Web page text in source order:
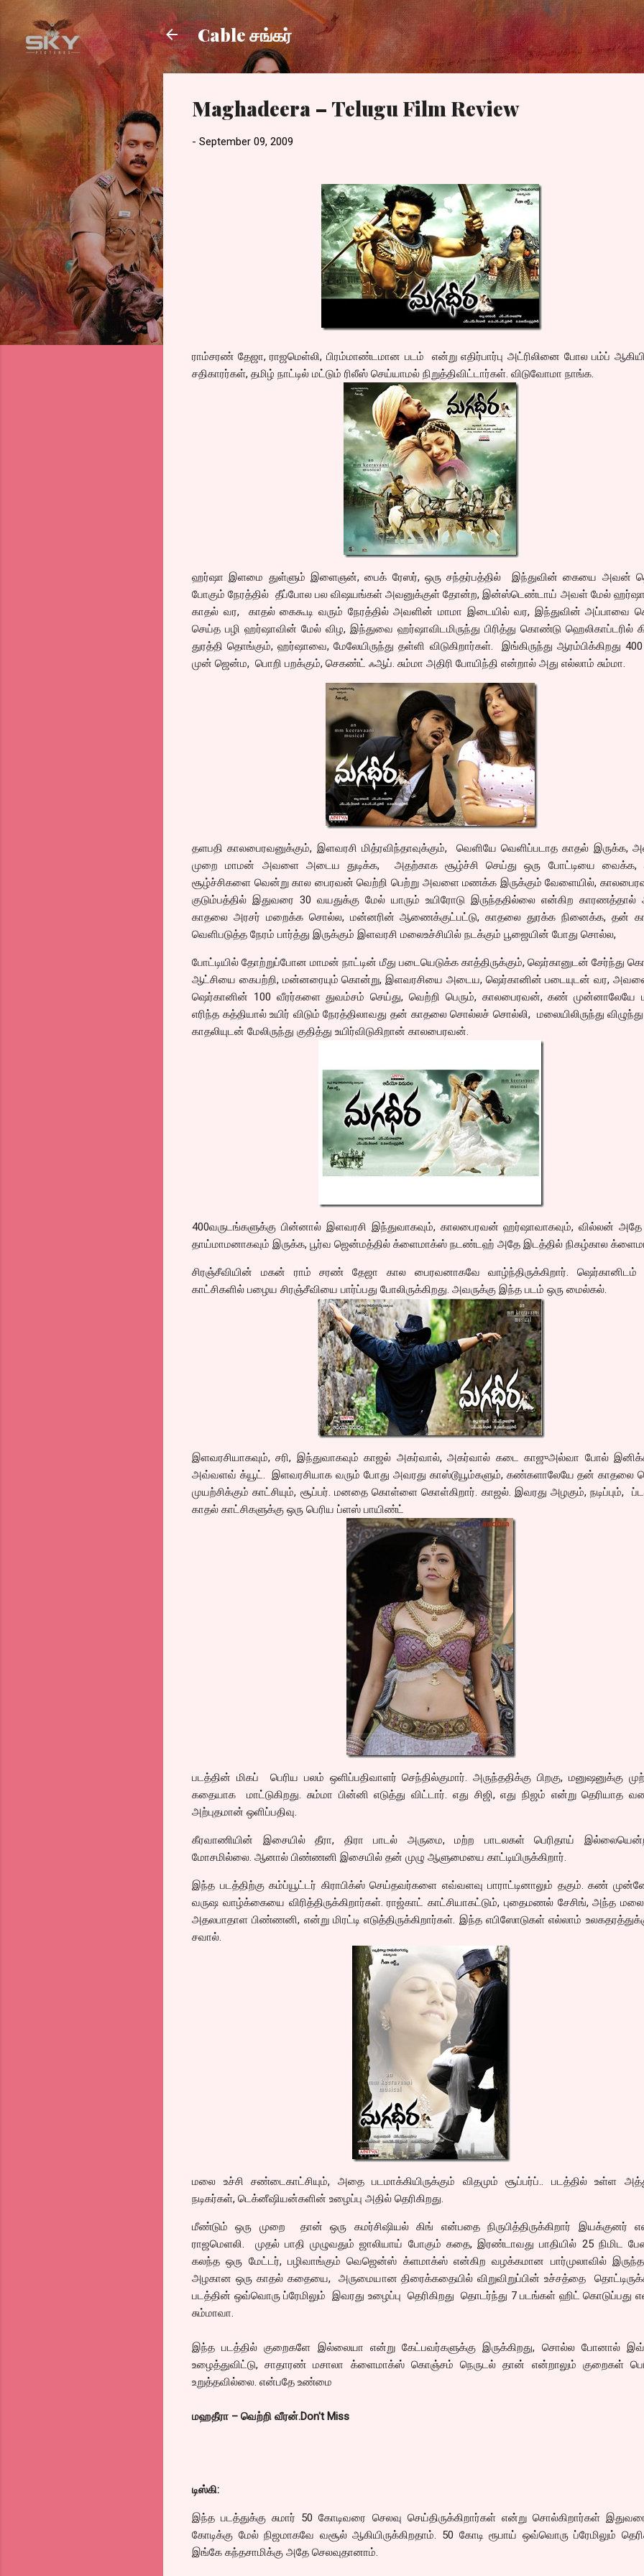
Skip to main content
Cable சங்கர்
Maghadeera – Telugu Film Review
- September 09, 2009
ராம்சரண் தேஜா, ராஜமெள்லி, பிரம்மாண்டமான படம் என்று எதிர்பார்பு அட்ரிலினை போல பம்ப்
சதிகாரர்கள், தமிழ் நாட்டில் மட்டும் ரிலீஸ் செய்யாமல் நிறுத்திவிட்டார்கள். விடுவோமா நாங்க.
ஹர்ஷா இளமை துள்ளும் இளைஞன், பைக் ரேஸர், ஒரு சந்தர்பத்தில் இந்துவின் கையை அவன்
போகும் நேரத்தில் தீப்போல பல விஷயங்கள் அவனுக்குள் தோன்ற, இன்ஸ்டெண்டாய் அவள் மேல்
காதல் வர, காதல் கைகூடி வரும் நேரத்தில் அவளின் மாமா இடையில் வர, இந்துவின் அப்பாவை
செய்த பழி ஹர்ஷாவின் மேல் விழ, இந்துவை ஹர்ஷாவிடமிருந்து பிரித்து கொண்டு ஹெலிகாப்டரில்
துரத்தி தொங்கும், ஹர்ஷாவை, மேலேயிருந்து தள்ளி விடுகிறார்கள். இங்கிருந்து ஆரம்பிக்கிறது 400
முன் ஜென்ம, பொறி பறக்கும், செகண்ட் ஃஆப். சும்மா அதிரி போயிந்தி என்றால் அது எல்லாம் சும்மா.
தளபதி காலபைரவனுக்கும், இளவரசி மித்ரவிந்தாவுக்கும், வெளியே வெளிப்படாத காதல் இருக்க,
முறை மாமன் அவளை அடைய துடிக்க, அதற்காக சூழ்ச்சி செய்து ஒரு போட்டியை வைக்க,
சூழ்ச்சிகளை வென்று கால பைரவன் வெற்றி பெற்று அவளை மணக்க இருக்கும் வேளையில்,
குடும்பத்தில் இதுவரை 30 வயதுக்கு மேல் யாரும் உயிரோடு இருந்ததில்லை என்கிற
காதலை அரசர் மறைக்க சொல்ல, மன்னரின் ஆணைக்குட்பட்டு, காதலை துரக்க நினைக்க, தன்
வெளிபடுத்த நேரம் பார்த்து இருக்கும் இளவரசி மலைஉச்சியில் நடக்கும் பூஜையின் போது சொல்ல,
போட்டியில் தோற்றுப்போன மாமன் நாட்டின் மீது படையெடுக்க காத்திருக்கும், ஷெர்கானுடன் சேர்ந்து
ஆட்சியை கைபற்றி, மன்னரையும் கொன்று, இளவரசியை அடைய, ஷெர்கானின் படையுடன் வர,
ஷெர்கானின் 100 வீரர்களை துவம்சம் செய்து, வெற்றி பெரும், காலபைரவன், கண் முன்னாலேயே
எரிந்த கத்தியால் உயிர் விடும் நேரத்திலாவது தன் காதலை சொல்லச் சொல்லி, மலையிலிருந்து விழுந்து
காதலியுடன் மேலிருந்து குதித்து உயிர்விடுகிறான் காலபைரவன்.
400வருடங்களுக்கு பின்னால் இளவரசி இந்துவாகவும், காலபைரவன் ஹர்ஷாவாகவும், வில்லன்
தாய்மாமனாகவும் இருக்க, பூர்வ ஜென்மத்தில் க்ளைமாக்ஸ் நடண்டஹ் அதே இடத்தில் நிகழ்கால
சிரஞ்சீவியின் மகன் ராம் சரண் தேஜா கால பைரவனாகவே வாழ்ந்திருக்கிறார். ஷெர்கானிடம்
காட்சிகளில் பழைய சிரஞ்சீவியை பார்ப்பது போலிருக்கிறது. அவருக்கு இந்த படம் ஒரு மைல்கல்.
இளவரசியாகவும், சரி, இந்துவாகவும் காஜல் அகர்வால், அகர்வால் கடை காஜுஅல்வா போல்
அவ்வளவ் க்யூட். இளவரசியாக வரும் போது அவரது காஸ்டூயூம்களும், கண்களாலேயே தன் காதலை
முயற்சிக்கும் காட்சியும், சூப்பர். மனதை கொள்ளை கொள்கிறார். காஜல். இவரது அழகும், நடிப்பும்,
காதல் காட்சிகளுக்கு ஒரு பெரிய ப்ளஸ் பாயிண்ட்
படத்தின் மிகப் பெரிய பலம் ஒளிப்பதிவாளர் செந்தில்குமார். அருந்ததிக்கு பிறகு, மனுஷனுக்கு
கதையாக மாட்டுகிறது. சும்மா பின்னி எடுத்து விட்டார். எது சிஜி, எது நிஜம் என்று தெரியாத
அற்புதமான் ஒளிப்பதிவு.
கீரவாணியின் இசையில் தீரா, திரா பாடல் அருமை, மற்ற பாடலகள் பெரிதாய்
மோசமில்லை. ஆனால் பிண்ணனி இசையில் தன் முழு ஆளுமையை காட்டியிருக்கிறார்.
இந்த படத்திற்கு கம்ப்யூட்டர் கிராபிக்ஸ் செய்தவர்களை எவ்வளவு பாராட்டினாலும் தகும். கண்
வருஷ வாழ்க்கையை விரித்திருக்கிறார்கள். ராஜ்காட் காட்சியாகட்டும், புதைமணல் சேசிங், அந்த மலை
அதலபாதாள பிண்ணனி, என்று மிரட்டி எடுத்திருக்கிறார்கள். இந்த எபிஸோடுகள் எல்லாம்
சவால்.
மலை உச்சி சண்டைகாட்சியும், அதை படமாக்கியிருக்கும் விதமும் சூப்பர்ப்.. படத்தில் உள்ள
நடிகர்கள், டெக்னீஷியன்களின் உழைப்பு அதில் தெரிகிறது.
மீண்டும் ஒரு முறை தான் ஒரு கமர்சிஷியல் கிங் என்பதை நிருபித்திருக்கிறார் இயக்குனர்
ராஜமெளலி. முதல் பாதி முழுவதும் ஜாலியாய் போகும் கதை, இரண்டாவது பாதியில் 25 நிமிட
கலந்த ஒரு மேட்டர், பழிவாங்கும் வெஜென்ஸ் க்ளமாக்ஸ் என்கிற வழக்கமான பார்முலாவில்
அழகான ஒரு காதல் கதையை, அருமையான திரைக்கதையில் விறுவிறுப்பின் உச்சத்தை
படத்தின் ஒவ்வொரு ப்ரேமிலும் இவரது உழைப்பு தெரிகிறது தொடர்ந்து 7 படங்கள் ஹிட் கொடுப்பது
சும்மாவா.
இந்த படத்தில் குறைகளே இல்லையா என்று கேட்பவர்களுக்கு இருக்கிறது, சொல்ல போனால்
உழைத்துவிட்டு, சாதாரண் மசாலா க்ளைமாக்ஸ் கொஞ்சம் நெருடல் தான் என்றாலும் குறைகள்
உறுத்தவில்லை. என்பதே உண்மை
மஹதீரா – வெற்றி வீரன்.Don't Miss
டிஸ்கி:
இந்த படத்துக்கு சுமார் 50 கோடிவரை செலவு செய்திருக்கிறார்கள் என்று சொல்கிறார்கள்
கோடிக்கு மேல் நிஜமாகவே வசூல் ஆகியிருக்கிறதாம். 50 கோடி ரூபாய் ஒவ்வொரு ப்ரேமிலும்
இங்கே கந்தசாமிக்கு அதே செலவுதானாம்.